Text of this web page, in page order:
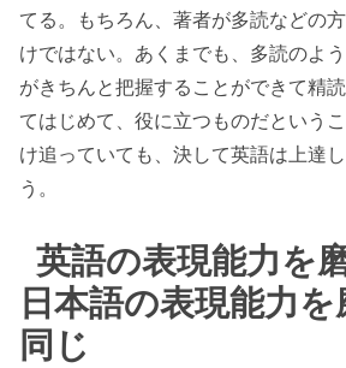
てる。もちろん、著者が多読などの
けではない。あくまでも、多読のよ
がきちんと把握することができて精
てはじめて、役に立つものだという
け追っていても、決して英語は上達
う。
英語の表現能力を
日本語の表現能力
同じ